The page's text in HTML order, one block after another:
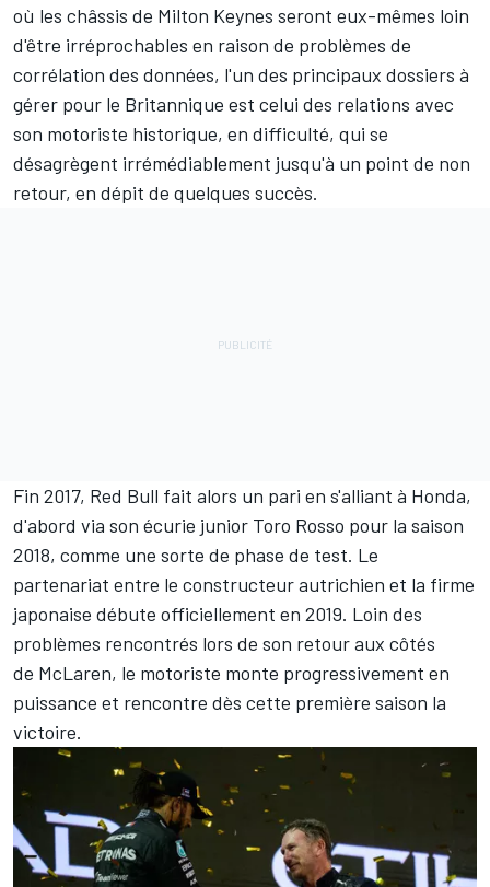
où les châssis de Milton Keynes seront eux-mêmes loin
d'être irréprochables en raison de problèmes de
corrélation des données, l'un des principaux dossiers à
gérer pour le Britannique est celui des relations avec
son motoriste historique, en difficulté, qui se
désagrègent irrémédiablement jusqu'à un point de non
retour, en dépit de quelques succès.
Fin 2017, Red Bull fait alors un pari en s'alliant à Honda,
d'abord via son écurie junior Toro Rosso pour la saison
2018, comme une sorte de phase de test. Le
partenariat entre le constructeur autrichien et la firme
japonaise débute officiellement en 2019. Loin des
problèmes rencontrés lors de son retour aux côtés
de McLaren, le motoriste monte progressivement en
puissance et rencontre dès cette première saison la
victoire.